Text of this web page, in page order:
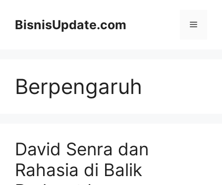
BisnisUpdate.com Menu
Berpengaruh
David Senra dan
Rahasia di Balik